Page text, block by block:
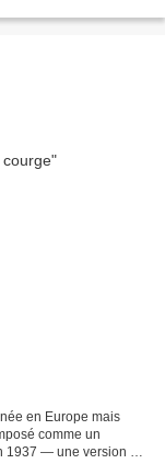
en Europe mais
comme un
1937 — une version en